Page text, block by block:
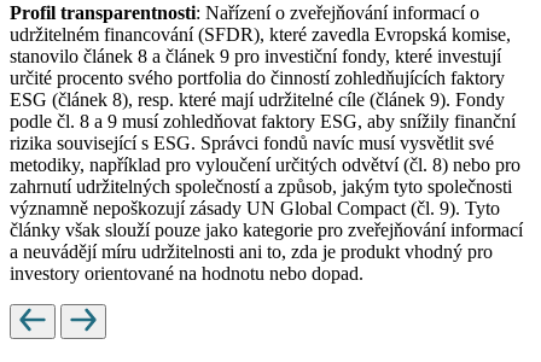
Profil transparentnosti: Nařízení o zveřejňování informací o
udržitelném financování (SFDR), které zavedla Evropská komise,
stanovilo článek 8 a článek 9 pro investiční fondy, které investují
určité procento svého portfolia do činností zohledňujících faktory
ESG (článek 8), resp. které mají udržitelné cíle (článek 9). Fondy
podle čl. 8 a 9 musí zohledňovat faktory ESG, aby snížily finanční
rizika související s ESG. Správci fondů navíc musí vysvětlit své
metodiky, například pro vyloučení určitých odvětví (čl. 8) nebo pro
zahrnutí udržitelných společností a způsob, jakým tyto společnosti
významně nepoškozují zásady UN Global Compact (čl. 9). Tyto
články však slouží pouze jako kategorie pro zveřejňování informací
a neuvádějí míru udržitelnosti ani to, zda je produkt vhodný pro
investory orientované na hodnotu nebo dopad.